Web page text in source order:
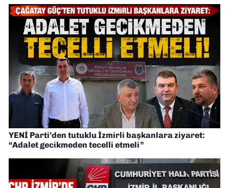
YENİ Parti’den tutuklu İzmirli başkanlara ziyaret:
“Adalet gecikmeden tecelli etmeli”